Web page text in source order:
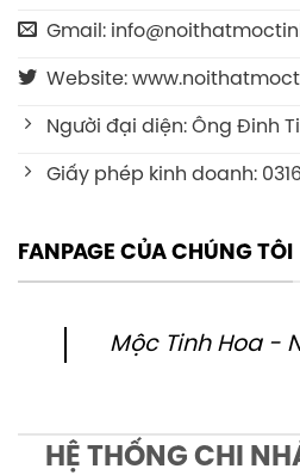
Gmail:
Website:
Người đại diện: Ông Đinh
Giấy phép kinh doanh:
FANPAGE CỦA CHÚNG TÔI
Mộc Tinh Hoa -
HỆ THỐNG CHI